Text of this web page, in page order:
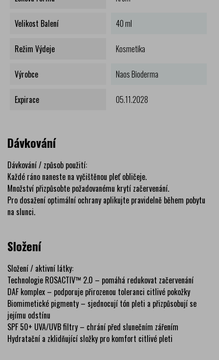
Velikost Balení 40 ml
Režim Výdeje Kosmetika
Výrobce Naos Bioderma
Expirace 05.11.2028
Dávkování
Dávkování / způsob použití:
Každé ráno naneste na vyčištěnou pleť obličeje.
Množství přizpůsobte požadovanému krytí začervenání.
Pro dosažení optimální ochrany aplikujte pravidelně během pobytu
na slunci.
Složení
Složení / aktivní látky:
Technologie ROSACTIV™ 2.0 – pomáhá redukovat začervenání
DAF komplex – podporuje přirozenou toleranci citlivé pokožky
Biomimetické pigmenty – sjednocují tón pleti a přizpůsobují se
jejímu odstínu
SPF 50+ UVA/UVB filtry – chrání před slunečním zářením
Hydratační a zklidňující složky pro komfort citlivé pleti